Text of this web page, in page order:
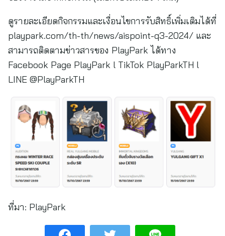
ดูรายละเอียดกิจกรรมและเงื่อนไขการรับสิทธิ์เพิ่มเติมได้ที่
playpark.com/th-th/news/aispoint-q3-2024/ และ
สามารถติดตามข่าวสารของ PlayPark ได้ทาง
Facebook Page PlayPark l TikTok PlayParkTH l
LINE @PlayParkTH
ที่มา: PlayPark